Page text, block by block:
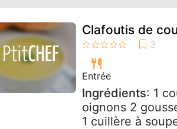
Clafoutis de
Entrée
Ingrédients: 1
oignons 2
1 cuillère à